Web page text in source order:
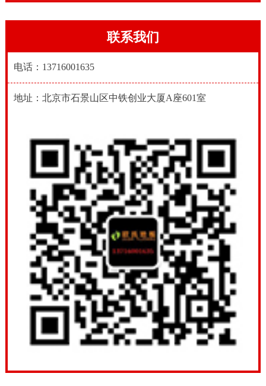
联系我们
电话：13716001635
地址：北京市石景山区中铁创业大厦A座601室